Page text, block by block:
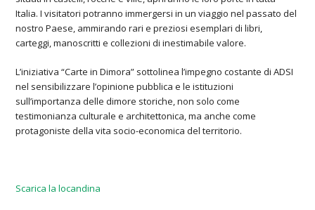
Italia. I visitatori potranno immergersi in un viaggio nel passato del
nostro Paese, ammirando rari e preziosi esemplari di libri,
carteggi, manoscritti e collezioni di inestimabile valore.
L’iniziativa “Carte in Dimora” sottolinea l’impegno costante di ADSI
nel sensibilizzare l’opinione pubblica e le istituzioni
sull’importanza delle dimore storiche, non solo come
testimonianza culturale e architettonica, ma anche come
protagoniste della vita socio-economica del territorio.
Scarica la locandina